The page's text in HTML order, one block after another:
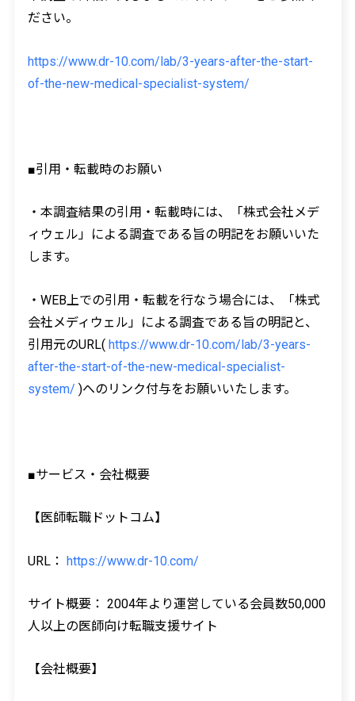
ださい。
https://www.dr-10.com/lab/3-years-after-the-start-
of-the-new-medical-specialist-system/
■引用・転載時のお願い
・本調査結果の引用・転載時には、「株式会社メデ
ィウェル」による調査である旨の明記をお願いいた
します。
・WEB上での引用・転載を行なう場合には、「株式
会社メディウェル」による調査である旨の明記と、
引用元のURL( https://www.dr-10.com/lab/3-years-
after-the-start-of-the-new-medical-specialist-
system/ )へのリンク付与をお願いいたします。
■サービス・会社概要
【医師転職ドットコム】
URL： https://www.dr-10.com/
サイト概要： 2004年より運営している会員数50,000
人以上の医師向け転職支援サイト
【会社概要】